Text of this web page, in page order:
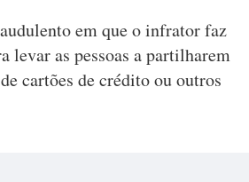
em que o infrator faz
levar as pessoas a partilharem
cartões de crédito ou outros